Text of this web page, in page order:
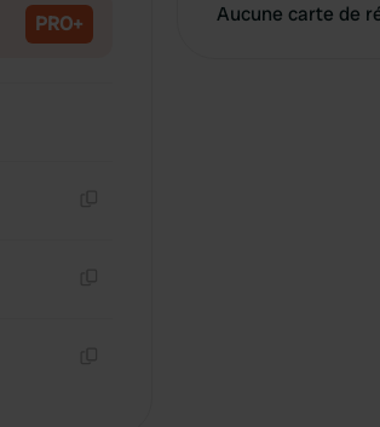
PRO+ Aucune carte de